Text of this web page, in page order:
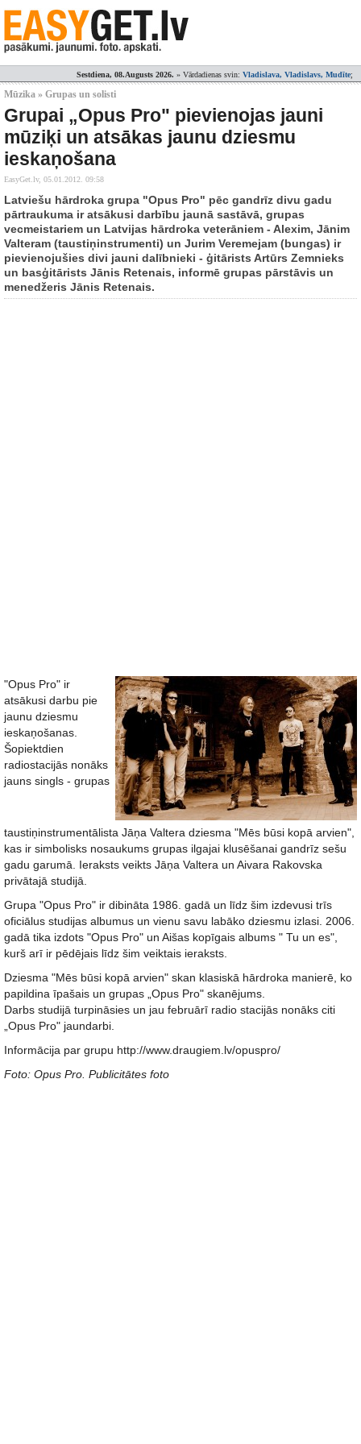
Sestdiena, 08.Augusts 2026. » Vārdadienas svin: Vladislava, Vladislavs, Mudīte;
Mūzika » Grupas un solisti
Grupai „Opus Pro" pievienojas jauni
mūziķi un atsākas jaunu dziesmu
ieskaņošana
EasyGet.lv, 05.01.2012. 09:58
Latviešu hārdroka grupa "Opus Pro" pēc gandrīz divu gadu
pārtraukuma ir atsākusi darbību jaunā sastāvā, grupas
vecmeistariem un Latvijas hārdroka veterāniem - Alexim, Jānim
Valteram (taustiņinstrumenti) un Jurim Veremejam (bungas) ir
pievienojušies divi jauni dalībnieki - ģitārists Artūrs Zemnieks
un basģitārists Jānis Retenais, informē grupas pārstāvis un
menedžeris Jānis Retenais.
"Opus Pro" ir
atsākusi darbu pie
jaunu dziesmu
ieskaņošanas.
Šopiektdien
radiostacijās nonāks
jauns singls - grupas
taustiņinstrumentālista Jāņa Valtera dziesma "Mēs būsi kopā arvien",
kas ir simbolisks nosaukums grupas ilgajai klusēšanai gandrīz sešu
gadu garumā. Ieraksts veikts Jāņa Valtera un Aivara Rakovska
privātajā studijā.
Grupa "Opus Pro" ir dibināta 1986. gadā un līdz šim izdevusi trīs
oficiālus studijas albumus un vienu savu labāko dziesmu izlasi. 2006.
gadā tika izdots "Opus Pro" un Aišas kopīgais albums " Tu un es",
kurš arī ir pēdējais līdz šim veiktais ieraksts.
Dziesma "Mēs būsi kopā arvien" skan klasiskā hārdroka manierē, ko
papildina īpašais un grupas „Opus Pro" skanējums.
Darbs studijā turpināsies un jau februārī radio stacijās nonāks citi
„Opus Pro" jaundarbi.
Informācija par grupu http://www.draugiem.lv/opuspro/
Foto: Opus Pro. Publicitātes foto